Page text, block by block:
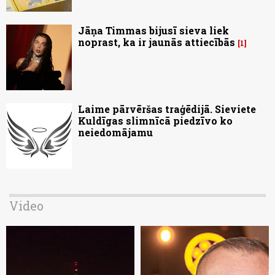
Jāņa Timmas bijusī sieva liek
noprast, ka ir jaunās attiecībās
1
Laime pārvēršas traģēdijā. Sieviete
Kuldīgas slimnīcā piedzīvo ko
neiedomājamu
Video